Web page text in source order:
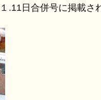
.11日合併号に掲載